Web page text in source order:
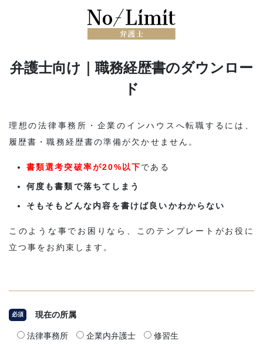
弁護士向け｜職務経歴書のダウンロー
ド
理想の法律事務所・企業のインハウスへ転職するには、
履歴書・職務経歴書の準備が欠かせません。
書類選考突破率が20%以下である
何度も書類で落ちてしまう
そもそもどんな内容を書けば良いかわからない
このような事でお困りなら、このテンプレートがお役に
立つ事をお約束します。
必須 現在の所属
法律事務所 企業内弁護士 修習生